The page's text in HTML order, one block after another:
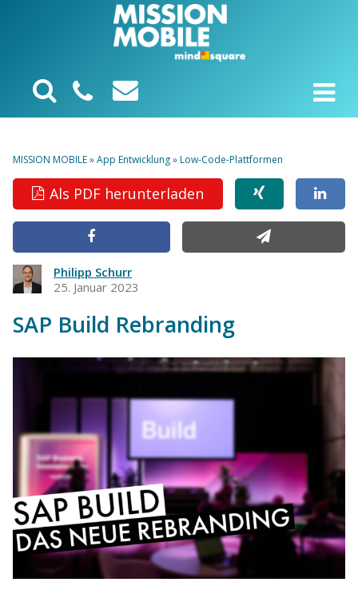
MISSION MOBILE»App Entwicklung»Low-Code-Plattformen
Als PDF herunterladen
Philipp Schurr
25. Januar 2023
SAP Build Rebranding